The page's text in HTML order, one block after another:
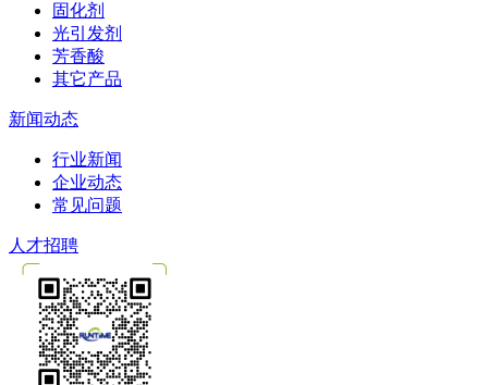
固化剂
光引发剂
芳香酸
其它产品
新闻动态
行业新闻
企业动态
常见问题
人才招聘